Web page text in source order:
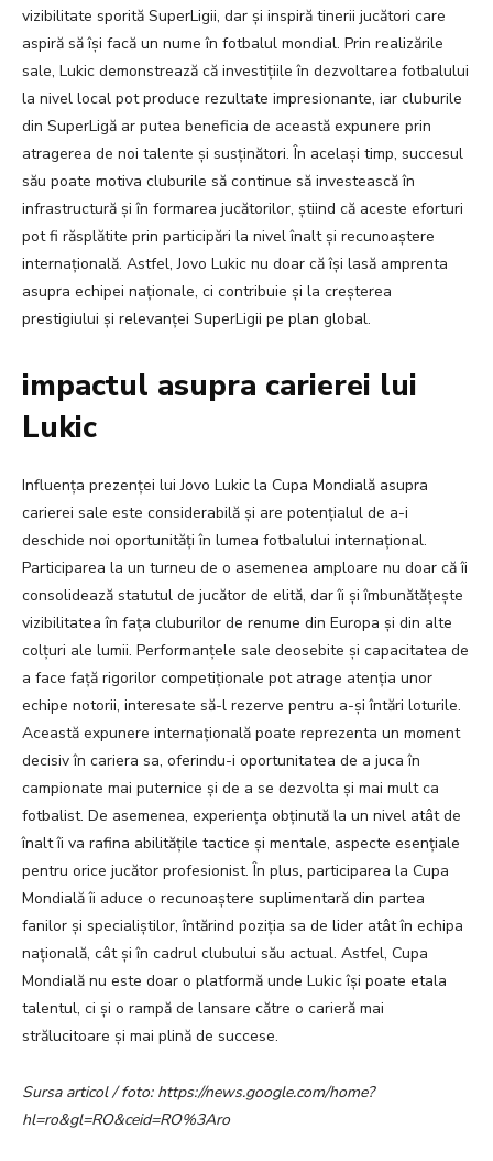
vizibilitate sporită SuperLigii, dar și inspiră tinerii jucători care
aspiră să își facă un nume în fotbalul mondial. Prin realizările
sale, Lukic demonstrează că investițiile în dezvoltarea fotbalului
la nivel local pot produce rezultate impresionante, iar cluburile
din SuperLigă ar putea beneficia de această expunere prin
atragerea de noi talente și susținători. În același timp, succesul
său poate motiva cluburile să continue să investească în
infrastructură și în formarea jucătorilor, știind că aceste eforturi
pot fi răsplătite prin participări la nivel înalt și recunoaștere
internațională. Astfel, Jovo Lukic nu doar că își lasă amprenta
asupra echipei naționale, ci contribuie și la creșterea
prestigiului și relevanței SuperLigii pe plan global.
impactul asupra carierei lui
Lukic
Influența prezenței lui Jovo Lukic la Cupa Mondială asupra
carierei sale este considerabilă și are potențialul de a-i
deschide noi oportunități în lumea fotbalului internațional.
Participarea la un turneu de o asemenea amploare nu doar că îi
consolidează statutul de jucător de elită, dar îi și îmbunătățește
vizibilitatea în fața cluburilor de renume din Europa și din alte
colțuri ale lumii. Performanțele sale deosebite și capacitatea de
a face față rigorilor competiționale pot atrage atenția unor
echipe notorii, interesate să-l rezerve pentru a-și întări loturile.
Această expunere internațională poate reprezenta un moment
decisiv în cariera sa, oferindu-i oportunitatea de a juca în
campionate mai puternice și de a se dezvolta și mai mult ca
fotbalist. De asemenea, experiența obținută la un nivel atât de
înalt îi va rafina abilitățile tactice și mentale, aspecte esențiale
pentru orice jucător profesionist. În plus, participarea la Cupa
Mondială îi aduce o recunoaștere suplimentară din partea
fanilor și specialiștilor, întărind poziția sa de lider atât în echipa
națională, cât și în cadrul clubului său actual. Astfel, Cupa
Mondială nu este doar o platformă unde Lukic își poate etala
talentul, ci și o rampă de lansare către o carieră mai
strălucitoare și mai plină de succese.
Sursa articol / foto: https://news.google.com/home?
hl=ro&gl=RO&ceid=RO%3Aro